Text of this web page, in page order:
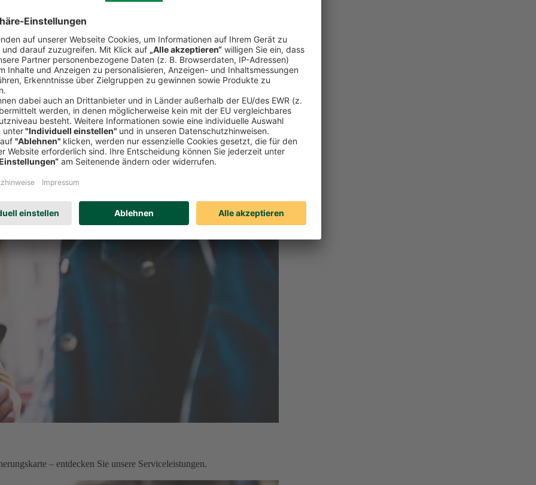
herunter
löschen? Hier finden Sie eineausführliche Anleitung (PDF, 344 KB).
– entdecken Sie unsere Serviceleistungen.